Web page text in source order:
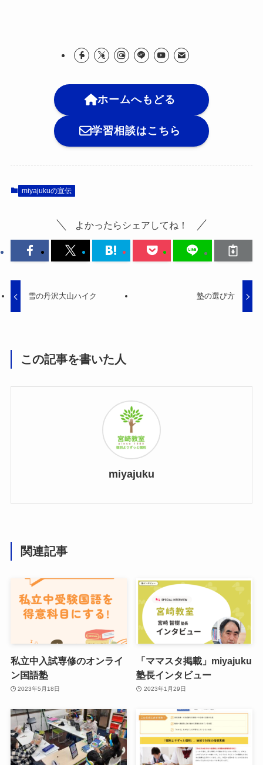
ホームへもどる
学習相談はこちら
miyajukuの宣伝
よかったらシェアしてね！
雪の丹沢大山ハイク 塾の選び方
この記事を書いた人
miyajuku
関連記事
私立中入試専修のオンライ
ン国語塾
2023年5月18日
「ママスタ掲載」miyajuku
塾長インタビュー
2023年1月29日